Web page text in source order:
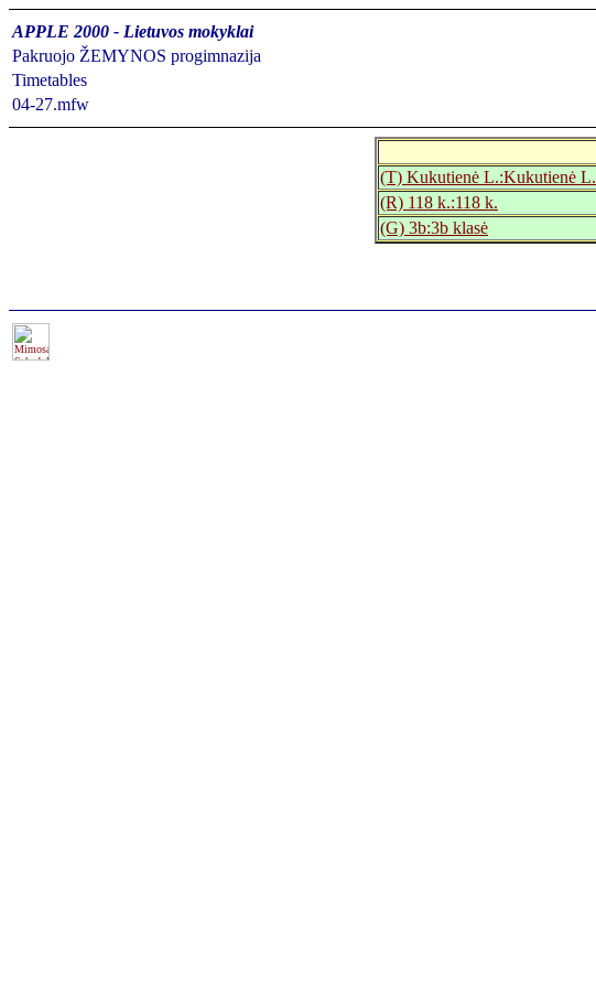
APPLE 2000 - Lietuvos mokyklai
Pakruojo ŽEMYNOS progimnazija
Timetables
04-27.mfw
(T) Kukutienė L.:Kukutienė L.
(R) 118 k.:118 k.
(G) 3b:3b klasė